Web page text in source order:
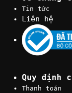
Tin tức
Liên hệ
Quy định
Thanh toán